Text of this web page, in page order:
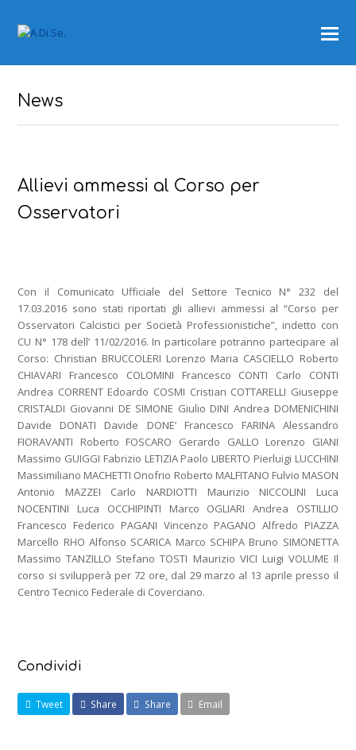
News
Allievi ammessi al Corso per
Osservatori
Con il Comunicato Ufficiale del Settore Tecnico N° 232 del
17.03.2016 sono stati riportati gli allievi ammessi al “Corso per
Osservatori Calcistici per Società Professionistiche”, indetto con
CU N° 178 dell’ 11/02/2016. In particolare potranno partecipare al
Corso: Christian BRUCCOLERI Lorenzo Maria CASCIELLO Roberto
CHIAVARI Francesco COLOMINI Francesco CONTI Carlo CONTI
Andrea CORRENT Edoardo COSMI Cristian COTTARELLI Giuseppe
CRISTALDI Giovanni DE SIMONE Giulio DINI Andrea DOMENICHINI
Davide DONATI Davide DONE’ Francesco FARINA Alessandro
FIORAVANTI Roberto FOSCARO Gerardo GALLO Lorenzo GIANI
Massimo GUIGGI Fabrizio LETIZIA Paolo LIBERTO Pierluigi LUCCHINI
Massimiliano MACHETTI Onofrio Roberto MALFITANO Fulvio MASON
Antonio MAZZEI Carlo NARDIOTTI Maurizio NICCOLINI Luca
NOCENTINI Luca OCCHIPINTI Marco OGLIARI Andrea OSTILLIO
Francesco Federico PAGANI Vincenzo PAGANO Alfredo PIAZZA
Marcello RHO Alfonso SCARICA Marco SCHIPA Bruno SIMONETTA
Massimo TANZILLO Stefano TOSTI Maurizio VICI Luigi VOLUME Il
corso si svilupperà per 72 ore, dal 29 marzo al 13 aprile presso il
Centro Tecnico Federale di Coverciano.
Condividi
Tweet Share Share Email